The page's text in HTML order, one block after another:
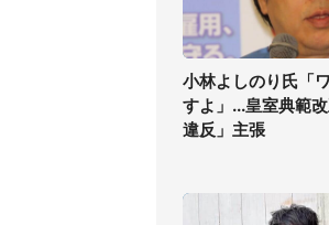
小林よしのり氏「
すよ」...皇室典範
違反」主張